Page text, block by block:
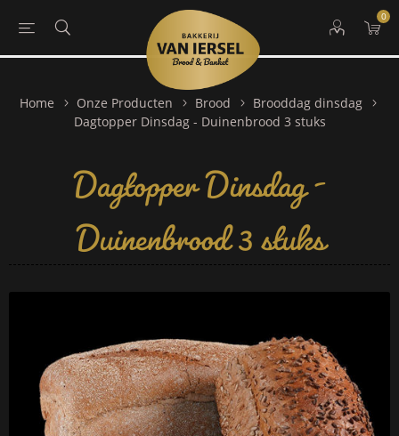
0
Home Onze Producten Brood
Brooddag dinsdag
Dagtopper Dinsdag - Duinenbrood 3 stuks
Dagtopper Dinsdag -
Duinenbrood 3 stuks